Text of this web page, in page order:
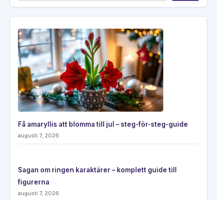
Få amaryllis att blomma till jul – steg-för-steg-guide
augusti 7, 2026
Sagan om ringen karaktärer – komplett guide till
figurerna
augusti 7, 2026